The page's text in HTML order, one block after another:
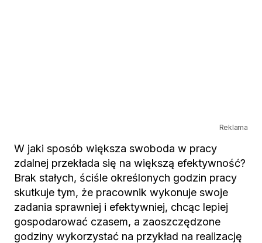
Reklama
W jaki sposób większa swoboda w pracy
zdalnej przekłada się na większą efektywność?
Brak stałych, ściśle określonych godzin pracy
skutkuje tym, że pracownik wykonuje swoje
zadania sprawniej i efektywniej, chcąc lepiej
gospodarować czasem, a zaoszczędzone
godziny wykorzystać na przykład na realizację